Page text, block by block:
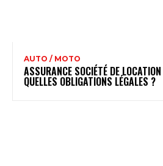
AUTO / MOTO
ASSURANCE SOCIÉTÉ DE
QUELLES OBLIGATIONS LÉGALES ?